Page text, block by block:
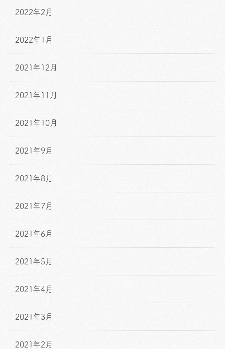
2022年2月
2022年1月
2021年12月
2021年11月
2021年10月
2021年9月
2021年8月
2021年7月
2021年6月
2021年5月
2021年4月
2021年3月
2021年2月